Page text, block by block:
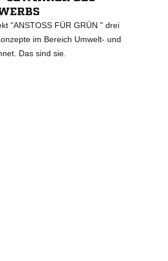
"ANSTOSS FÜR GRÜN " drei
im Bereich Umwelt- und
Das sind sie.